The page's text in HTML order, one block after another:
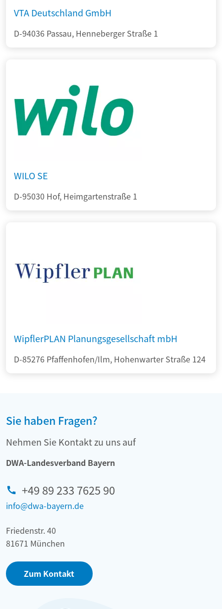
VTA Deutschland GmbH
D-94036 Passau, Henneberger Straße 1
WILO SE
D-95030 Hof, Heimgartenstraße 1
WipflerPLAN Planungsgesellschaft mbH
D-85276 Pfaffenhofen/Ilm, Hohenwarter Straße 124
Sie haben Fragen?
Nehmen Sie Kontakt zu uns auf
DWA-Landesverband Bayern
+49 89 233 7625 90
info@dwa-bayern.de
Friedenstr. 40
81671 München
Zum Kontakt